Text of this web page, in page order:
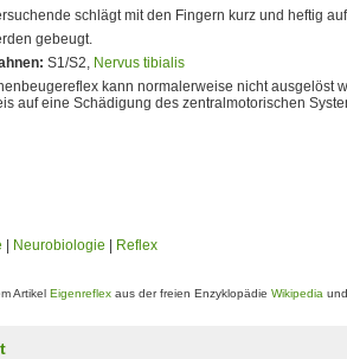
schlägt mit den Fingern kurz und heftig
gebeugt.
S1/S2, Nervus tibialis
kann normalerweise nicht ausgelöst
auf eine Schädigung des zentralmotorischen
| Neurobiologie | Reflex
Artikel Eigenreflex aus der freien Enzyklopädie Wikipedia